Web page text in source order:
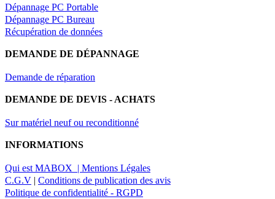
Dépannage PC Portable
Dépannage PC Bureau
Récupération de données
DEMANDE DE DÉPANNAGE
Demande de réparation
DEMANDE DE DEVIS - ACHATS
Sur matériel neuf ou reconditionné
INFORMATIONS
Qui est MABOX | Mentions Légales
C.G.V | Conditions de publication des avis
Politique de confidentialité - RGPD